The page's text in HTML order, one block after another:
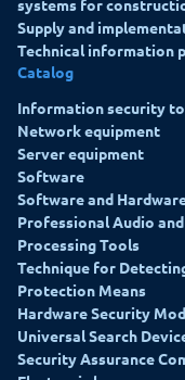
systems for
Supply and
Technical information
Catalog
Information security
Network equipment
Server equipment
Software
Software and
Professional Audio
Processing Tools
Technique for
Protection Means
Hardware Security
Universal Search
Security Assurance